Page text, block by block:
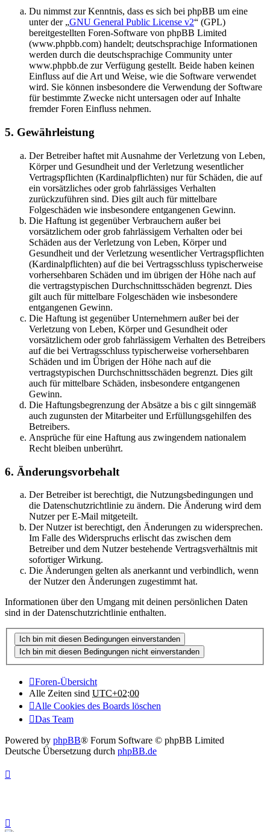
Du nimmst zur Kenntnis, dass es sich bei phpBB um eine
unter der „GNU General Public License v2“ (GPL)
bereitgestellten Foren-Software von phpBB Limited
(www.phpbb.com) handelt; deutschsprachige Informationen
werden durch die deutschsprachige Community unter
www.phpbb.de zur Verfügung gestellt. Beide haben keinen
Einfluss auf die Art und Weise, wie die Software verwendet
wird. Sie können insbesondere die Verwendung der Software
für bestimmte Zwecke nicht untersagen oder auf Inhalte
fremder Foren Einfluss nehmen.
5. Gewährleistung
Der Betreiber haftet mit Ausnahme der Verletzung von Leben,
Körper und Gesundheit und der Verletzung wesentlicher
Vertragspflichten (Kardinalpflichten) nur für Schäden, die auf
ein vorsätzliches oder grob fahrlässiges Verhalten
zurückzuführen sind. Dies gilt auch für mittelbare
Folgeschäden wie insbesondere entgangenen Gewinn.
Die Haftung ist gegenüber Verbrauchern außer bei
vorsätzlichem oder grob fahrlässigem Verhalten oder bei
Schäden aus der Verletzung von Leben, Körper und
Gesundheit und der Verletzung wesentlicher Vertragspflichten
(Kardinalpflichten) auf die bei Vertragsschluss typischerweise
vorhersehbaren Schäden und im übrigen der Höhe nach auf
die vertragstypischen Durchschnittsschäden begrenzt. Dies
gilt auch für mittelbare Folgeschäden wie insbesondere
entgangenen Gewinn.
Die Haftung ist gegenüber Unternehmern außer bei der
Verletzung von Leben, Körper und Gesundheit oder
vorsätzlichem oder grob fahrlässigem Verhalten des Betreibers
auf die bei Vertragsschluss typischerweise vorhersehbaren
Schäden und im Übrigen der Höhe nach auf die
vertragstypischen Durchschnittsschäden begrenzt. Dies gilt
auch für mittelbare Schäden, insbesondere entgangenen
Gewinn.
Die Haftungsbegrenzung der Absätze a bis c gilt sinngemäß
auch zugunsten der Mitarbeiter und Erfüllungsgehilfen des
Betreibers.
Ansprüche für eine Haftung aus zwingendem nationalem
Recht bleiben unberührt.
6. Änderungsvorbehalt
Der Betreiber ist berechtigt, die Nutzungsbedingungen und
die Datenschutzrichtlinie zu ändern. Die Änderung wird dem
Nutzer per E-Mail mitgeteilt.
Der Nutzer ist berechtigt, den Änderungen zu widersprechen.
Im Falle des Widerspruchs erlischt das zwischen dem
Betreiber und dem Nutzer bestehende Vertragsverhältnis mit
sofortiger Wirkung.
Die Änderungen gelten als anerkannt und verbindlich, wenn
der Nutzer den Änderungen zugestimmt hat.
Informationen über den Umgang mit deinen persönlichen Daten
sind in der Datenschutzrichtlinie enthalten.
Foren-Übersicht
Alle Zeiten sind UTC+02:00
Alle Cookies des Boards löschen
Das Team
Powered by phpBB® Forum Software © phpBB Limited
Deutsche Übersetzung durch phpBB.de